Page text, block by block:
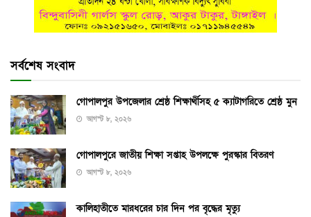
সর্বশেষ সংবাদ
গোপালপুর উপজেলার শ্রেষ্ঠ শিক্ষার্থীসহ ৫ ক্যাটাগরিতে শ্রেষ্ঠ মুন
আগস্ট ৮, ২০২৬
গোপালপুরে জাতীয় শিক্ষা সপ্তাহ উপলক্ষে পুরস্কার বিতরণ
আগস্ট ৮, ২০২৬
কালিহাতীতে মারধরের চার দিন পর বৃদ্ধের মৃত্যু